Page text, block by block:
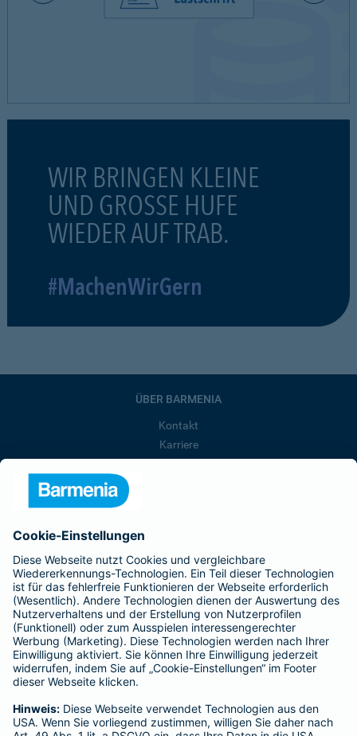
WIR BRINGEN KLEINE
UND GROSSE HUFE
WIEDER AUF TRAB.
#MachenWirGern
ÜBER BARMENIA
Kontakt
Karriere
Barmenia ist Teil der BarmeniaGothaer
BELIEBTE SEITEN
Kranken-Zusatzversicherung
Tierversicherungen
Haftpflichtversicherung
Hausratversicherung
Adresse ändern